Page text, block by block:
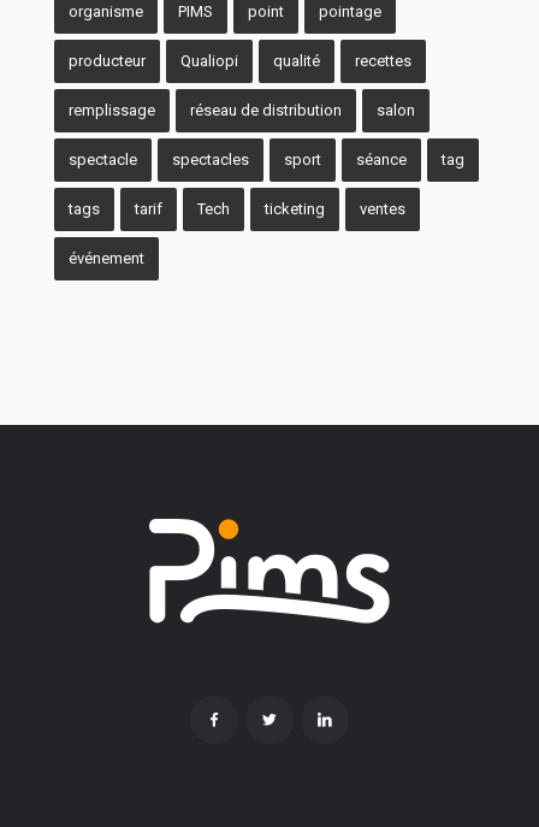
organisme PIMS point pointage
producteur Qualiopi qualité recettes
remplissage réseau de distribution salon
spectacle spectacles sport séance tag
tags tarif Tech ticketing ventes
événement